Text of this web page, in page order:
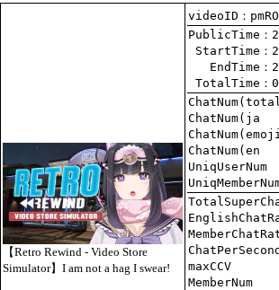
【Retro Rewind - Video Store
Simulator】I am not a hag I swear!
videoID：
PublicTime
StartTime
   EndTime
TotalTime
ChatNum(ja
ChatNum(en